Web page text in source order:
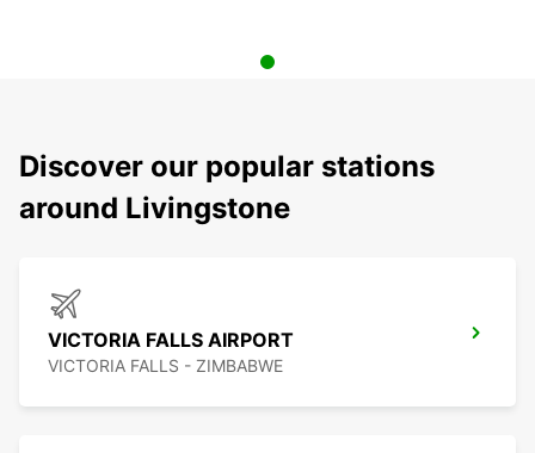
Discover our popular stations
around Livingstone
VICTORIA FALLS AIRPORT
VICTORIA FALLS - ZIMBABWE